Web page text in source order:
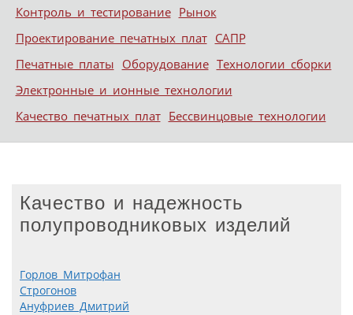
Контроль и тестирование Рынок
Проектирование печатных плат САПР
Печатные платы Оборудование Технологии сборки
Электронные и ионные технологии
Качество печатных плат Бессвинцовые технологии
Качество и надежность
полупроводниковых изделий
Горлов Митрофан
Строгонов
Ануфриев Дмитрий